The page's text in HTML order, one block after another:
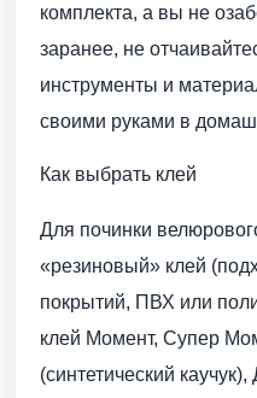
комплекта, а вы не
заранее, не
инструменты и
своими руками в
Как выбрать клей
Для починки
«резиновый» клей
покрытий, ПВХ или
клей Момент, Супер
(синтетический